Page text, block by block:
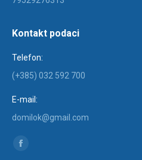
Kontakt podaci
Telefon:
(+385) 032 592 700
E-mail:
domilok@gmail.com
Find us on:
Facebook